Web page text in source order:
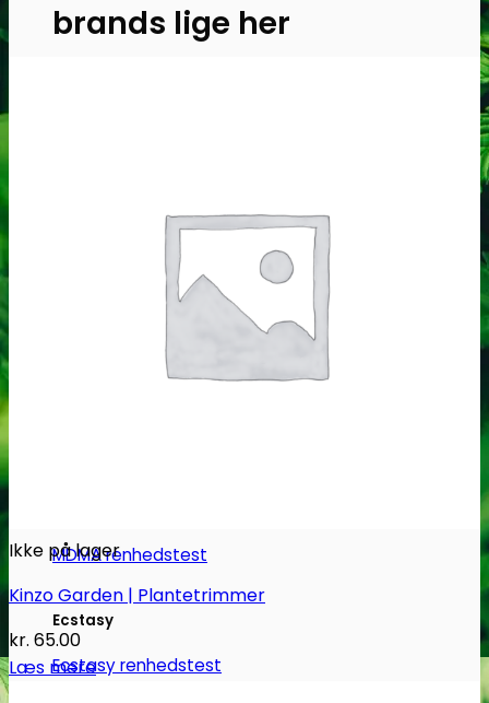
brands lige her
Narkotests
MDMA renhedstest
Ecstasy
Ecstasy renhedstest
Ikke på lager
Kinzo Garden | Plantetrimmer
kr. 65.00
Læs mere